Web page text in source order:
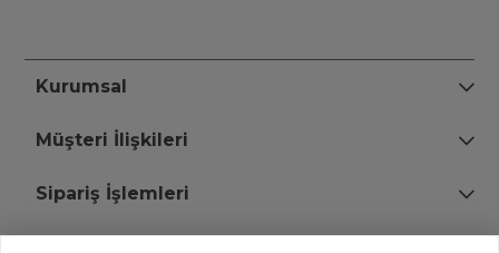
Kurumsal
Müşteri İlişkileri
Sipariş İşlemleri